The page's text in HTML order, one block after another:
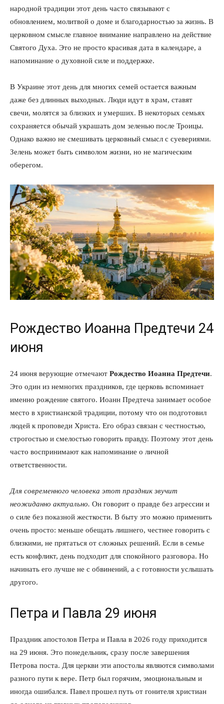
народной традиции этот день часто связывают с
обновлением, молитвой о доме и благодарностью за жизнь. В
церковном смысле главное внимание направлено на действие
Святого Духа. Это не просто красивая дата в календаре, а
напоминание о духовной силе и поддержке.
В Украине этот день для многих семей остается важным
даже без длинных выходных. Люди идут в храм, ставят
свечи, молятся за близких и умерших. В некоторых семьях
сохраняется обычай украшать дом зеленью после Троицы.
Однако важно не смешивать церковный смысл с суевериями.
Зелень может быть символом жизни, но не магическим
оберегом.
Рождество Иоанна Предтечи 24
июня
24 июня верующие отмечают Рождество Иоанна Предтечи.
Это один из немногих праздников, где церковь вспоминает
именно рождение святого. Иоанн Предтеча занимает особое
место в христианской традиции, потому что он подготовил
людей к проповеди Христа. Его образ связан с честностью,
строгостью и смелостью говорить правду. Поэтому этот день
часто воспринимают как напоминание о личной
ответственности.
Для современного человека этот праздник звучит
неожиданно актуально. Он говорит о правде без агрессии и
о силе без показной жесткости. В быту это можно применить
очень просто: меньше обещать лишнего, честнее говорить с
близкими, не прятаться от сложных решений. Если в семье
есть конфликт, день подходит для спокойного разговора. Но
начинать его лучше не с обвинений, а с готовности услышать
другого.
Петра и Павла 29 июня
Праздник апостолов Петра и Павла в 2026 году приходится
на 29 июня. Это понедельник, сразу после завершения
Петрова поста. Для церкви эти апостолы являются символами
разного пути к вере. Петр был горячим, эмоциональным и
иногда ошибался. Павел прошел путь от гонителя христиан